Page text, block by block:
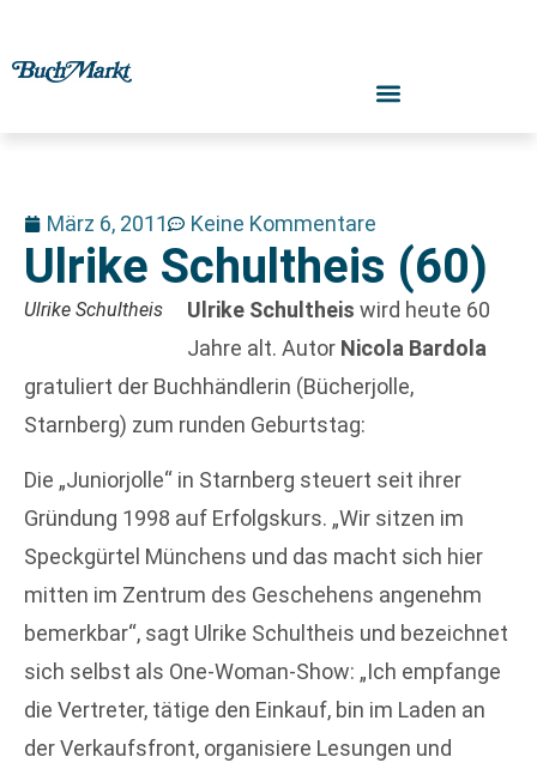
März 6, 2011 Keine Kommentare
Ulrike Schultheis (60)
Ulrike Schultheis Ulrike Schultheis wird heute 60
Jahre alt. Autor Nicola Bardola
gratuliert der Buchhändlerin (Bücherjolle,
Starnberg) zum runden Geburtstag:
Die „Juniorjolle“ in Starnberg steuert seit ihrer
Gründung 1998 auf Erfolgskurs. „Wir sitzen im
Speckgürtel Münchens und das macht sich hier
mitten im Zentrum des Geschehens angenehm
bemerkbar“, sagt Ulrike Schultheis und bezeichnet
sich selbst als One-Woman-Show: „Ich empfange
die Vertreter, tätige den Einkauf, bin im Laden an
der Verkaufsfront, organisiere Lesungen und